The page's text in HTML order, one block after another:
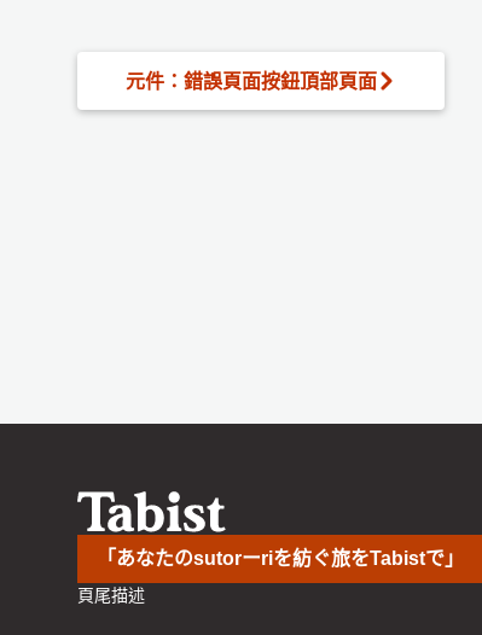
元件：錯誤頁面按鈕頂部頁面
「あなたのsutorーriを紡ぐ旅をTabistで」
頁尾描述